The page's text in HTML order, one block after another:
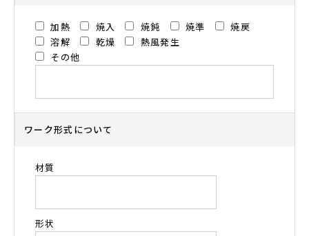
加熱 焼入 焼鈍 焼準
焼戻
溶解
乾燥
熱風発生
その他
ワーク形式について
材質
形状